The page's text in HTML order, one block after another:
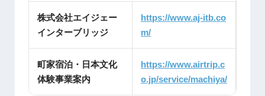
株式会社エイジェー
インターブリッジ
https://www.aj-itb.co
m/
町家宿泊・日本文化
体験事業案内
https://www.airtrip.c
o.jp/service/machiya/